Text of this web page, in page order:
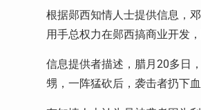
根据郧西知情人士提供信息，
用手总权力在郧西搞商业开发
信息提供者描述，腊月20多日
甥，一阵猛砍后，袭击者扔下